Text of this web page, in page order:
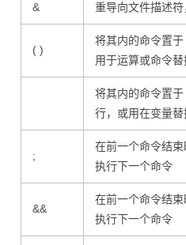
& 重导向文件描述
( )
将其内的命令置
用于运算或命令替
将其内的命令置
行，或用在变量
;
在前一个命令结
执行下一个命令
&&
在前一个命令结
执行下一个命令